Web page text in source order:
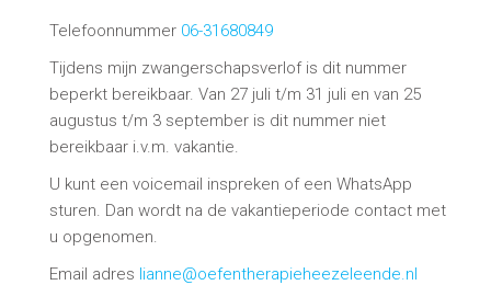
Telefoonnummer 06-31680849
Tijdens mijn zwangerschapsverlof is dit nummer
beperkt bereikbaar. Van 27 juli t/m 31 juli en van 25
augustus t/m 3 september is dit nummer niet
bereikbaar i.v.m. vakantie.
U kunt een voicemail inspreken of een WhatsApp
sturen. Dan wordt na de vakantieperiode contact met
u opgenomen.
Email adres lianne@oefentherapieheezeleende.nl